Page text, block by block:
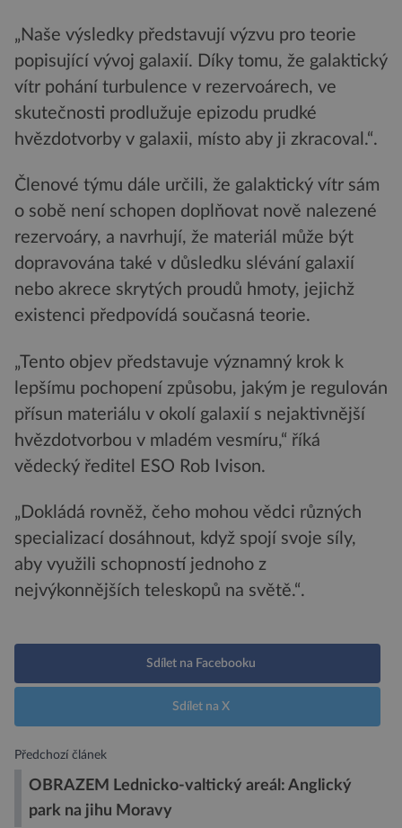
„Naše výsledky představují výzvu pro teorie
popisující vývoj galaxií. Díky tomu, že galaktický
vítr pohání turbulence v rezervoárech, ve
skutečnosti prodlužuje epizodu prudké
hvězdotvorby v galaxii, místo aby ji zkracoval.“.
Členové týmu dále určili, že galaktický vítr sám
o sobě není schopen doplňovat nově nalezené
rezervoáry, a navrhují, že materiál může být
dopravována také v důsledku slévání galaxií
nebo akrece skrytých proudů hmoty, jejichž
existenci předpovídá současná teorie.
„Tento objev představuje významný krok k
lepšímu pochopení způsobu, jakým je regulován
přísun materiálu v okolí galaxií s nejaktivnější
hvězdotvorbou v mladém vesmíru,“ říká
vědecký ředitel ESO Rob Ivison.
„Dokládá rovněž, čeho mohou vědci různých
specializací dosáhnout, když spojí svoje síly,
aby využili schopností jednoho z
nejvýkonnějších teleskopů na světě.“.
Sdílet na Facebooku
Sdílet na X
Předchozí článek
OBRAZEM Lednicko-valtický areál: Anglický
park na jihu Moravy